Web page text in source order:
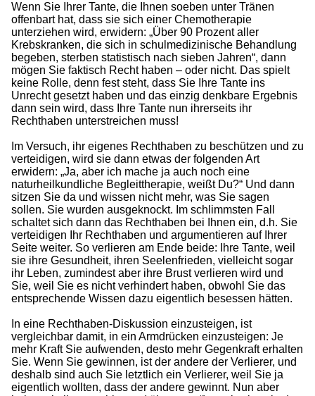
Wenn Sie Ihrer Tante, die Ihnen soeben unter Tränen
offenbart hat, dass sie sich einer Chemotherapie
unterziehen wird, erwidern: „Über 90 Prozent aller
Krebskranken, die sich in schulmedizinische Behandlung
begeben, sterben statistisch nach sieben Jahren“, dann
mögen Sie faktisch Recht haben – oder nicht. Das spielt
keine Rolle, denn fest steht, dass Sie Ihre Tante ins
Unrecht gesetzt haben und das einzig denkbare Ergebnis
dann sein wird, dass Ihre Tante nun ihrerseits ihr
Rechthaben unterstreichen muss!
Im Versuch, ihr eigenes Rechthaben zu beschützen und zu
verteidigen, wird sie dann etwas der folgenden Art
erwidern: „Ja, aber ich mache ja auch noch eine
naturheilkundliche Begleittherapie, weißt Du?“ Und dann
sitzen Sie da und wissen nicht mehr, was Sie sagen
sollen. Sie wurden ausgeknockt. Im schlimmsten Fall
schaltet sich dann das Rechthaben bei Ihnen ein, d.h. Sie
verteidigen Ihr Rechthaben und argumentieren auf Ihrer
Seite weiter. So verlieren am Ende beide: Ihre Tante, weil
sie ihre Gesundheit, ihren Seelenfrieden, vielleicht sogar
ihr Leben, zumindest aber ihre Brust verlieren wird und
Sie, weil Sie es nicht verhindert haben, obwohl Sie das
entsprechende Wissen dazu eigentlich besessen hätten.
In eine Rechthaben-Diskussion einzusteigen, ist
vergleichbar damit, in ein Armdrücken einzusteigen: Je
mehr Kraft Sie aufwenden, desto mehr Gegenkraft erhalten
Sie. Wenn Sie gewinnen, ist der andere der Verlierer, und
deshalb sind auch Sie letztlich ein Verlierer, weil Sie ja
eigentlich wollten, dass der andere gewinnt. Nun aber